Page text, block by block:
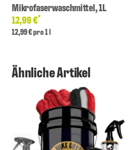
Mikrofaserwaschmittel, 1L
12,99 €*
12,99 € pro 1 l
Ähnliche Artikel